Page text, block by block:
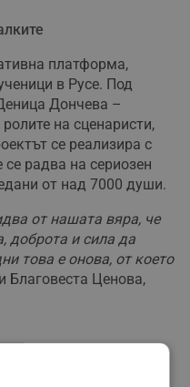
платформа,
в Русе. Под
Дончева –
на сценаристи,
се реализира с
радва на сериозен
от над 7000 души.
от нашата вяра, че
доброта и сила да
това е онова, от което
Благовеста Ценова,
продукцията има и